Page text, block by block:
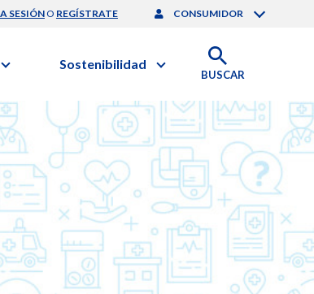
SESIÓNO REGÍSTRATE CONSUMIDOR
| EurON Pro
Sostenibilidad
Sostenibilidad
Compartida
BUSCAR